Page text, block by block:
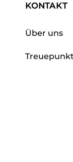
KONTAKT
Über uns